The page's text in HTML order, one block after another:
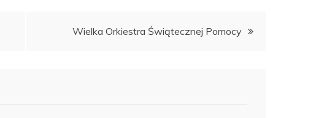
Wielka Orkiestra Świątecznej Pomocy